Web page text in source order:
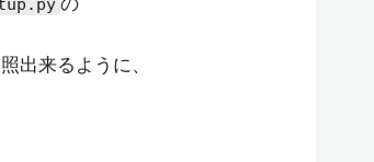
出来るように、